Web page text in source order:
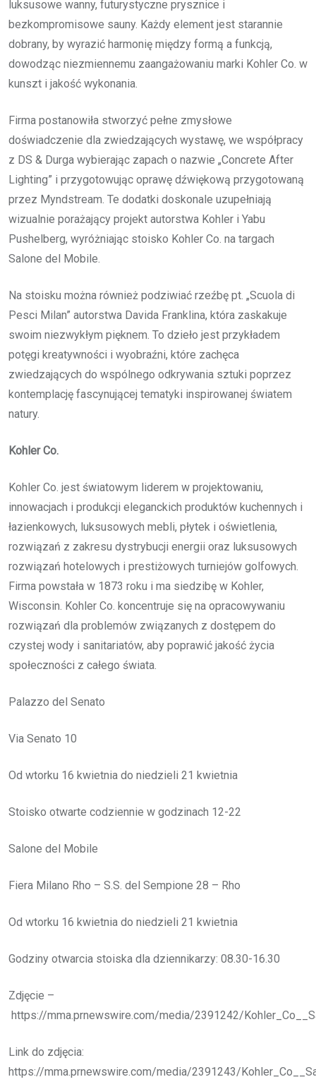
luksusowe wanny, futurystyczne prysznice i
bezkompromisowe sauny. Każdy element jest starannie
dobrany, by wyrazić harmonię między formą a funkcją,
dowodząc niezmiennemu zaangażowaniu marki Kohler Co. w
kunszt i jakość wykonania.
Firma postanowiła stworzyć pełne zmysłowe
doświadczenie dla zwiedzających wystawę, we współpracy
z DS & Durga wybierając zapach o nazwie „Concrete After
Lighting” i przygotowując oprawę dźwiękową przygotowaną
przez Myndstream. Te dodatki doskonale uzupełniają
wizualnie porażający projekt autorstwa Kohler i Yabu
Pushelberg, wyróżniając stoisko Kohler Co. na targach
Salone del Mobile.
Na stoisku można również podziwiać rzeźbę pt. „Scuola di
Pesci Milan” autorstwa Davida Franklina, która zaskakuje
swoim niezwykłym pięknem. To dzieło jest przykładem
potęgi kreatywności i wyobraźni, które zachęca
zwiedzających do wspólnego odkrywania sztuki poprzez
kontemplację fascynującej tematyki inspirowanej światem
natury.
Kohler Co.
Kohler Co. jest światowym liderem w projektowaniu,
innowacjach i produkcji eleganckich produktów kuchennych i
łazienkowych, luksusowych mebli, płytek i oświetlenia,
rozwiązań z zakresu dystrybucji energii oraz luksusowych
rozwiązań hotelowych i prestiżowych turniejów golfowych.
Firma powstała w 1873 roku i ma siedzibę w Kohler,
Wisconsin. Kohler Co. koncentruje się na opracowywaniu
rozwiązań dla problemów związanych z dostępem do
czystej wody i sanitariatów, aby poprawić jakość życia
społeczności z całego świata.
Palazzo del Senato
Via Senato 10
Od wtorku 16 kwietnia do niedzieli 21 kwietnia
Stoisko otwarte codziennie w godzinach 12-22
Salone del Mobile
Fiera Milano Rho – S.S. del Sempione 28 – Rho
Od wtorku 16 kwietnia do niedzieli 21 kwietnia
Godziny otwarcia stoiska dla dziennikarzy: 08.30-16.30
Zdjęcie –
https://mma.prnewswire.com/media/2391242/
Link do zdjęcia:
https://mma.prnewswire.com/media/2391243/